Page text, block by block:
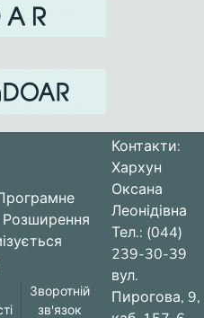
Зворотній
зв'язок
Контакти:
Хархун
Оксана
Леонідівна
Тел.: (044)
239-30-39
вул.
Пирогова, 9,